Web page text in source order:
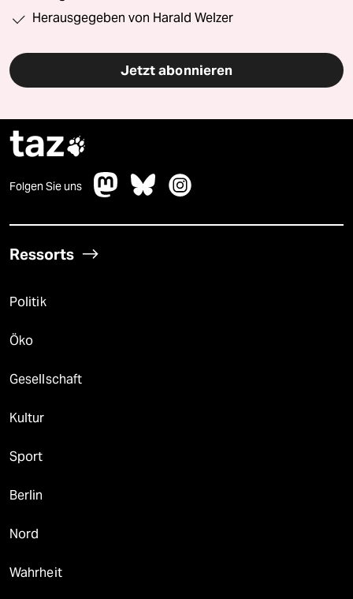
Herausgegeben von Harald Welzer
Jetzt abonnieren
taz
Folgen Sie uns
Ressorts
Politik
Öko
Gesellschaft
Kultur
Sport
Berlin
Nord
Wahrheit